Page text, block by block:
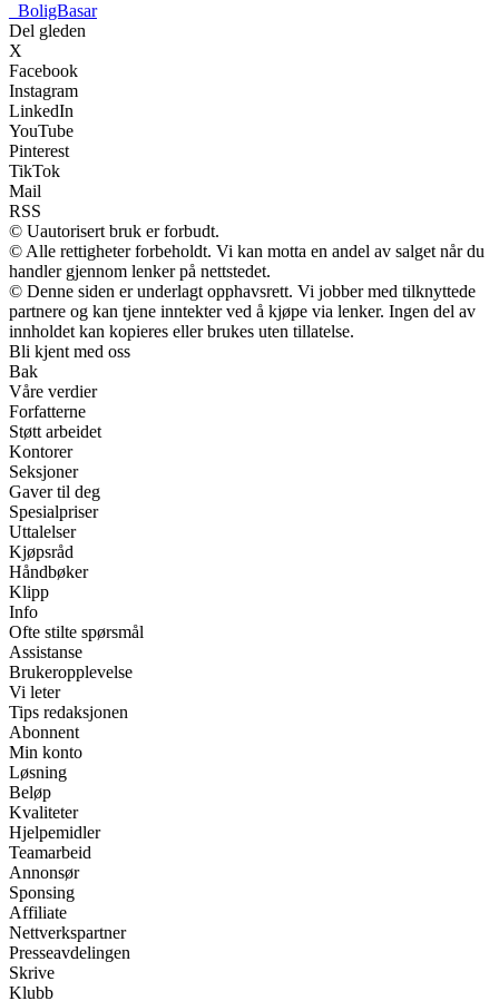
BoligBasar
Del gleden
X
Facebook
Instagram
LinkedIn
YouTube
Pinterest
TikTok
Mail
RSS
© Uautorisert bruk er forbudt.
© Alle rettigheter forbeholdt. Vi kan motta en andel av salget når du
handler gjennom lenker på nettstedet.
© Denne siden er underlagt opphavsrett. Vi jobber med tilknyttede
partnere og kan tjene inntekter ved å kjøpe via lenker. Ingen del av
innholdet kan kopieres eller brukes uten tillatelse.
Bli kjent med oss
Bak
Våre verdier
Forfatterne
Støtt arbeidet
Kontorer
Seksjoner
Gaver til deg
Spesialpriser
Uttalelser
Kjøpsråd
Håndbøker
Klipp
Info
Ofte stilte spørsmål
Assistanse
Brukeropplevelse
Vi leter
Tips redaksjonen
Abonnent
Min konto
Løsning
Beløp
Kvaliteter
Hjelpemidler
Teamarbeid
Annonsør
Sponsing
Affiliate
Nettverkspartner
Presseavdelingen
Skrive
Klubb